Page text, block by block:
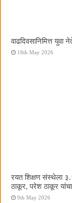
वाढदिवसानिमित्त युवा
18th May 2026
रयत शिक्षण संस्थेला
ठाकूर, परेश ठाकूर यांचा
9th May 2026